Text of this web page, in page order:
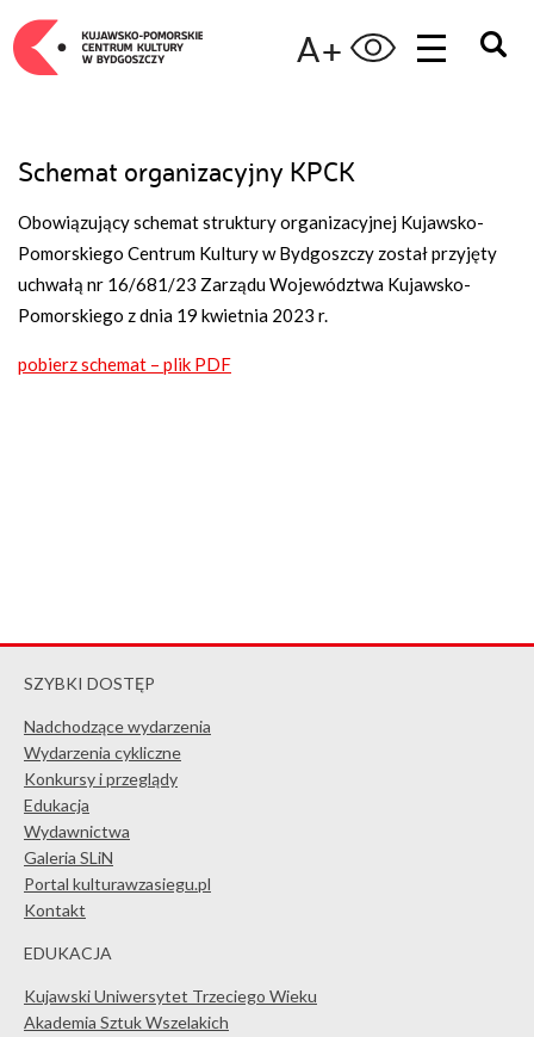
A+
Schemat organizacyjny KPCK
Obowiązujący schemat struktury organizacyjnej Kujawsko-
Pomorskiego Centrum Kultury w Bydgoszczy został przyjęty
uchwałą nr 16/681/23 Zarządu Województwa Kujawsko-
Pomorskiego z dnia 19 kwietnia 2023 r.
pobierz schemat – plik PDF
SZYBKI DOSTĘP
Nadchodzące wydarzenia
Wydarzenia cykliczne
Konkursy i przeglądy
Edukacja
Wydawnictwa
Galeria SLiN
Portal kulturawzasiegu.pl
Kontakt
EDUKACJA
Kujawski Uniwersytet Trzeciego Wieku
Akademia Sztuk Wszelakich